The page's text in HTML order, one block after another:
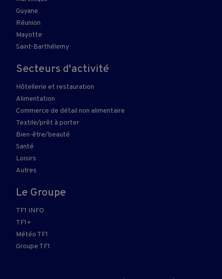
Guyane
Réunion
Mayotte
Saint-Barthélemy
Secteurs d'activité
Hôtellerie et restauration
Alimentation
Commerce de détail non alimentaire
Textile/prêt à porter
Bien-être/beauté
Santé
Loisirs
Autres
Le Groupe
TF1 INFO
TF1+
Météo TF1
Groupe TF1